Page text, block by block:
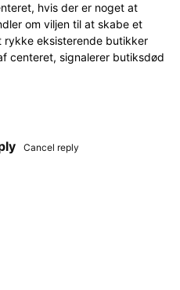
hvis der er noget at
om viljen til at skabe et
rykke eksisterende butikker
centeret, signalerer butiksdød
Cancel reply